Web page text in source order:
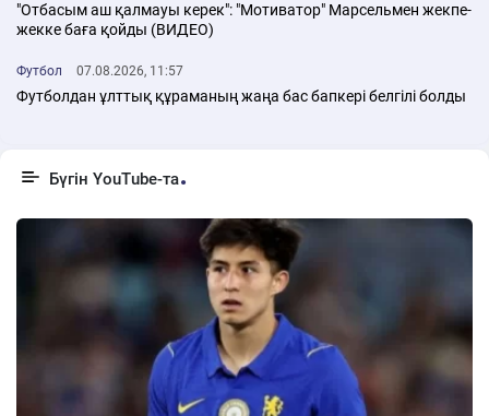
"Отбасым аш қалмауы керек": "Мотиватор" Марсельмен жекпе-
жекке баға қойды (ВИДЕО)
Футбол 07.08.2026, 11:57
Футболдан ұлттық құраманың жаңа бас бапкері белгілі болды
Бүгін YouTube-та